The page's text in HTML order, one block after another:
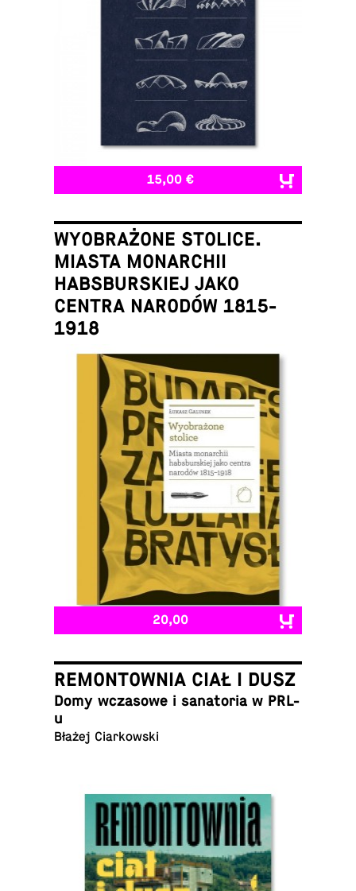
15,00 €
WYOBRAŻONE STOLICE.
MIASTA MONARCHII
HABSBURSKIEJ JAKO
CENTRA NARODÓW 1815-
1918
Łukasz Galusek
20,00
REMONTOWNIA CIAŁ I DUSZ
Domy wcza­sowe i sana­to­ria w PRL-
u
Błażej Ciarkowski